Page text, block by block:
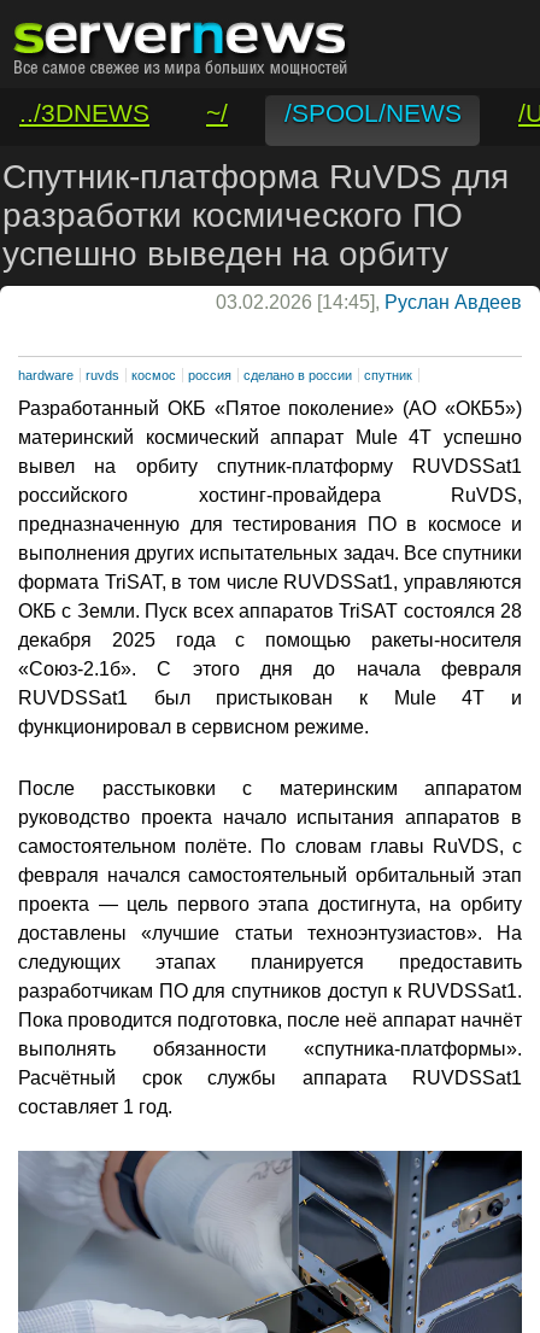
../3DNEWS ~/ /SPOOL/NEWS
/
/VAR/CONTACT
Спутник-платформа RuVDS для
разработки космического ПО
успешно выведен на орбиту
03.02.2026 [14:45], Руслан Авдеев
hardware ruvds космос россия сделано в россии спутник
Разработанный ОКБ «Пятое поколение» (АО «ОКБ5»)
материнский космический аппарат Mule 4T успешно
вывел на орбиту спутник-платформу RUVDSSat1
российского хостинг-провайдера RuVDS,
предназначенную для тестирования ПО в космосе и
выполнения других испытательных задач. Все спутники
формата TriSAT, в том числе RUVDSSat1, управляются
ОКБ с Земли. Пуск всех аппаратов TriSAT состоялся 28
декабря 2025 года с помощью ракеты-носителя
«Союз-2.1б». С этого дня до начала февраля
RUVDSSat1 был пристыкован к Mule 4T и
функционировал в сервисном режиме.
После расстыковки с материнским аппаратом
руководство проекта начало испытания аппаратов в
самостоятельном полёте. По словам главы RuVDS, с
февраля начался самостоятельный орбитальный этап
проекта — цель первого этапа достигнута, на орбиту
доставлены «лучшие статьи техноэнтузиастов». На
следующих этапах планируется предоставить
разработчикам ПО для спутников доступ к RUVDSSat1.
Пока проводится подготовка, после неё аппарат начнёт
выполнять обязанности «спутника-платформы».
Расчётный срок службы аппарата RUVDSSat1
составляет 1 год.